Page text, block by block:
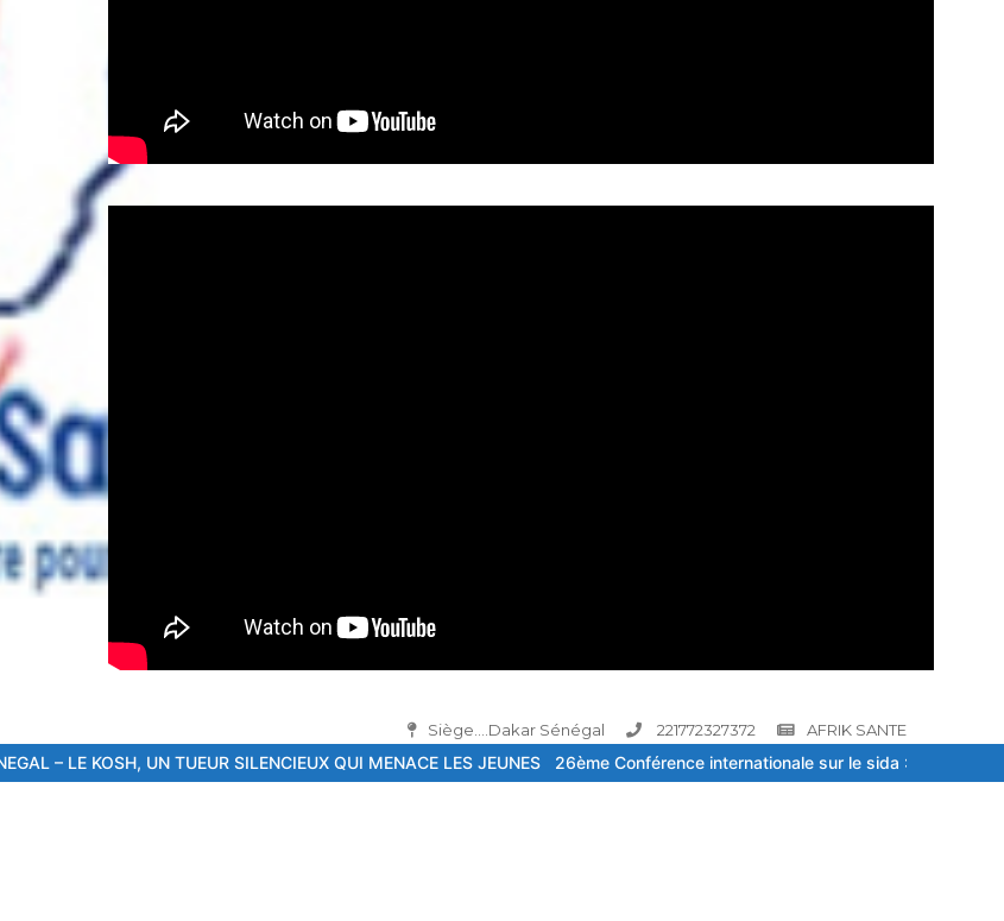
Siège....Dakar Sénégal 221772327372 AFRIK SANTE
SILENCIEUX QUI MENACE LES JEUNES 26ème Conférence internationale sur le sida : Face à la baisse des financements,